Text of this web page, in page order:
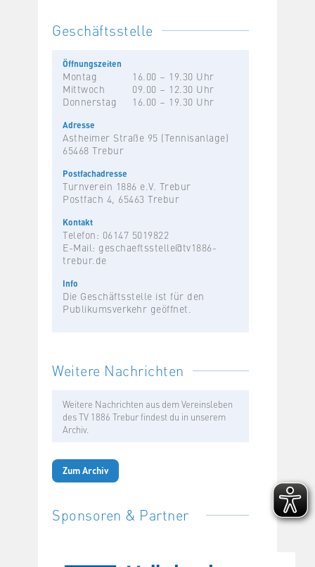
Geschäftsstelle
Öffnungszeiten
Montag
16.00 – 19.30 Uhr
Mittwoch
09.00 – 12.30 Uhr
Donnerstag
16.00 – 19.30 Uhr
Adresse
Astheimer Straße 95 (Tennisanlage)
65468 Trebur
Postfachadresse
Turnverein 1886 e.V. Trebur
Postfach 4, 65463 Trebur
Kontakt
Telefon: 06147 5019822
E-Mail: geschaeftsstelle@tv1886-
trebur.de
Info
Die Geschäftsstelle ist für den
Publikumsverkehr geöffnet.
Weitere Nachrichten
Weitere Nachrichten aus dem Vereinsleben
des TV 1886 Trebur findest du in unserem
Archiv.
Zum Archiv
Sponsoren & Partner